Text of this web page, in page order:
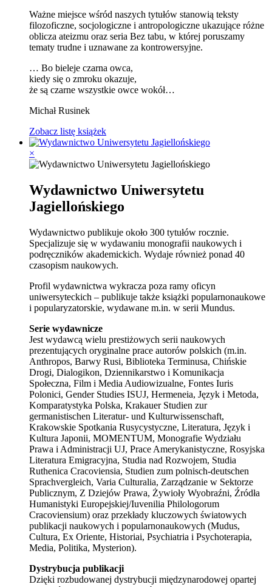
Ważne miejsce wśród naszych tytułów stanowią teksty
filozoficzne, socjologiczne i antropologiczne ukazujące różne
oblicza ateizmu oraz seria Bez tabu, w której poruszamy
tematy trudne i uznawane za kontrowersyjne.
… Bo bieleje czarna owca,
kiedy się o zmroku okazuje,
że są czarne wszystkie owce wokół…
Michał Rusinek
Zobacz listę książek
×
Wydawnictwo Uniwersytetu
Jagiellońskiego
Wydawnictwo publikuje około 300 tytułów rocznie.
Specjalizuje się w wydawaniu monografii naukowych i
podręczników akademickich. Wydaje również ponad 40
czasopism naukowych.
Profil wydawnictwa wykracza poza ramy oficyn
uniwersyteckich – publikuje także książki popularnonaukowe
i popularyzatorskie, wydawane m.in. w serii Mundus.
Serie wydawnicze
Jest wydawcą wielu prestiżowych serii naukowych
prezentujących oryginalne prace autorów polskich (m.in.
Anthropos, Barwy Rusi, Biblioteka Terminusa, Chińskie
Drogi, Dialogikon, Dziennikarstwo i Komunikacja
Społeczna, Film i Media Audiowizualne, Fontes Iuris
Polonici, Gender Studies ISUJ, Hermeneia, Język i Metoda,
Komparatystyka Polska, Krakauer Studien zur
germanistischen Literatur- und Kulturwissenschaft,
Krakowskie Spotkania Rusycystyczne, Literatura, Język i
Kultura Japonii, MOMENTUM, Monografie Wydziału
Prawa i Administracji UJ, Prace Amerykanistyczne, Rosyjska
Literatura Emigracyjna, Studia nad Rozwojem, Studia
Ruthenica Cracoviensia, Studien zum polnisch-deutschen
Sprachvergleich, Varia Culturalia, Zarządzanie w Sektorze
Publicznym, Z Dziejów Prawa, Żywioły Wyobraźni, Źródła
Humanistyki Europejskiej/Iuvenilia Philologorum
Cracoviensium) oraz przekłady kluczowych światowych
publikacji naukowych i popularnonaukowych (Mudus,
Cultura, Ex Oriente, Historiai, Psychiatria i Psychoterapia,
Media, Politika, Mysterion).
Dystrybucja publikacji
Dzięki rozbudowanej dystrybucji międzynarodowej opartej